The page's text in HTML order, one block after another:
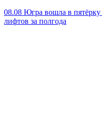
08.08 Югра вошла в
лифтов за полгода